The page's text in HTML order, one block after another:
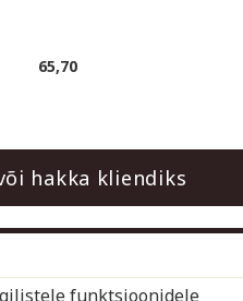
65,70
hakka kliendiks
funktsioonidele